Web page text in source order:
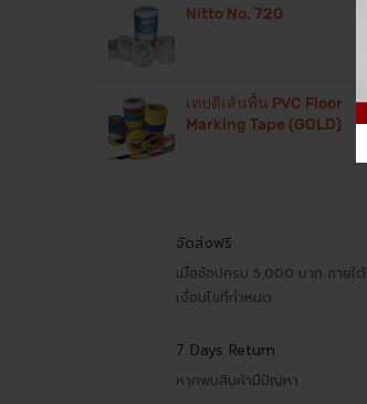
Nitto No. 720
เทปตีเส้นพื้น PVC Floor
Marking Tape (GOLD)
จัดส่งฟรี
เมื่อช้อปครบ 5,000 บาท ภายใต้
เงื่อนไขที่กำหนด
7 Days Return
หากพบสินค้ามีปัญหา